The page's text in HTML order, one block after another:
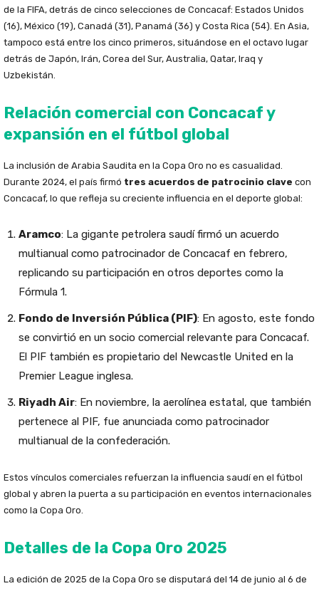
de la FIFA, detrás de cinco selecciones de Concacaf: Estados Unidos
(16), México (19), Canadá (31), Panamá (36) y Costa Rica (54). En Asia,
tampoco está entre los cinco primeros, situándose en el octavo lugar
detrás de Japón, Irán, Corea del Sur, Australia, Qatar, Iraq y
Uzbekistán.
Relación comercial con Concacaf y
expansión en el fútbol global
La inclusión de Arabia Saudita en la Copa Oro no es casualidad.
Durante 2024, el país firmó tres acuerdos de patrocinio clave con
Concacaf, lo que refleja su creciente influencia en el deporte global:
Aramco: La gigante petrolera saudí firmó un acuerdo
multianual como patrocinador de Concacaf en febrero,
replicando su participación en otros deportes como la
Fórmula 1.
Fondo de Inversión Pública (PIF): En agosto, este fondo
se convirtió en un socio comercial relevante para Concacaf.
El PIF también es propietario del Newcastle United en la
Premier League inglesa.
Riyadh Air: En noviembre, la aerolínea estatal, que también
pertenece al PIF, fue anunciada como patrocinador
multianual de la confederación.
Estos vínculos comerciales refuerzan la influencia saudí en el fútbol
global y abren la puerta a su participación en eventos internacionales
como la Copa Oro.
Detalles de la Copa Oro 2025
La edición de 2025 de la Copa Oro se disputará del 14 de junio al 6 de